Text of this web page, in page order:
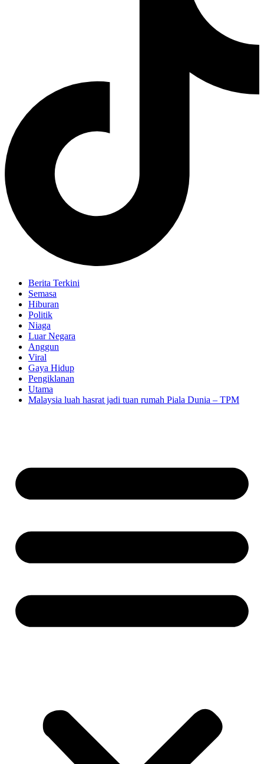
Berita Terkini
Semasa
Hiburan
Politik
Niaga
Luar Negara
Anggun
Viral
Gaya Hidup
Pengiklanan
Utama
Malaysia luah hasrat jadi tuan rumah Piala Dunia – TPM